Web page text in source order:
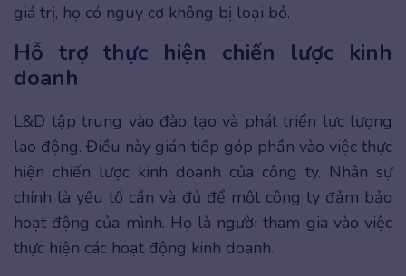
giá trị, họ có nguy cơ không bị loại bỏ.
Hỗ trợ thực hiện chiến lược kinh
doanh
L&D tập trung vào đào tạo và phát triển lực lượng
lao động. Điều này gián tiếp góp phần vào việc thực
hiện chiến lược kinh doanh của công ty. Nhân sự
chính là yếu tố cần và đủ để một công ty đảm bảo
hoạt động của mình. Họ là người tham gia vào việc
thực hiện các hoạt động kinh doanh.